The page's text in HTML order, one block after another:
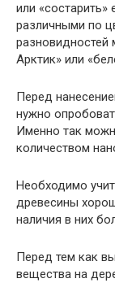
или
различными по
Арктик» или
Перед
нужно
Именно так
количеством
Необходимо
древесины
наличия в них
Перед тем как
вещества на